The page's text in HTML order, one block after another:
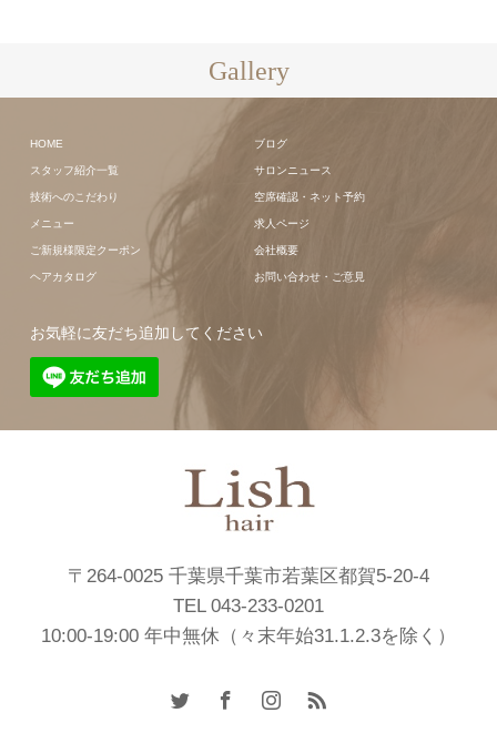
Gallery
HOME
スタッフ紹介一覧
技術へのこだわり
メニュー
ご新規様限定クーポン
ヘアカタログ
ブログ
サロンニュース
空席確認・ネット予約
求人ページ
会社概要
お問い合わせ・ご意見
お気軽に友だち追加してください
〒264-0025 千葉県千葉市若葉区都賀5-20-4
TEL 043-233-0201
10:00-19:00 年中無休（々末年始31.1.2.3を除く）